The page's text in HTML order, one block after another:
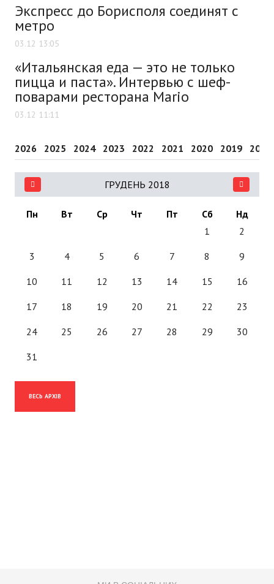
Экспресс до Борисполя соединят с
метро
03.12 13:05
«Итальянская еда — это не только
пицца и паста». Интервью с шеф-
поварами ресторана Mario
03.12 11:11
2026 2025 2024 2023 2022 2021 2020 2019 2018
ГРУДЕНЬ 2018
Пн Вт Ср Чт Пт Сб
Нд
1
2
3 4 5 6 7 8 9
10 11 12 13 14 15 16
17 18 19 20 21 22 23
24 25 26 27 28 29 30
31
ВЕСЬ АРХІВ